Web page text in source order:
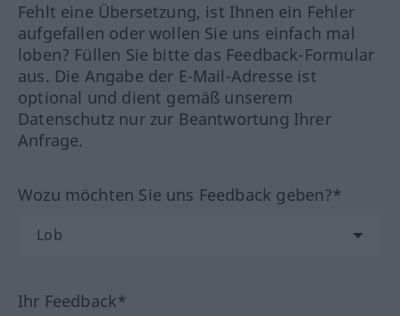
Fehlt eine Übersetzung, ist Ihnen ein Fehler
aufgefallen oder wollen Sie uns einfach mal
loben? Füllen Sie bitte das Feedback-Formular
aus. Die Angabe der E-Mail-Adresse ist
optional und dient gemäß unserem
Datenschutz nur zur Beantwortung Ihrer
Anfrage.
Wozu möchten Sie uns Feedback geben?*
Ihr Feedback*